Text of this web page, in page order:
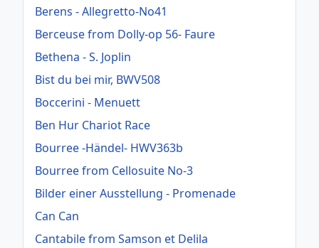
Berens - Allegretto-No41
Berceuse from Dolly-op 56- Faure
Bethena - S. Joplin
Bist du bei mir, BWV508
Boccerini - Menuett
Ben Hur Chariot Race
Bourree -Händel- HWV363b
Bourree from Cellosuite No-3
Bilder einer Ausstellung - Promenade
Can Can
Cantabile from Samson et Delila